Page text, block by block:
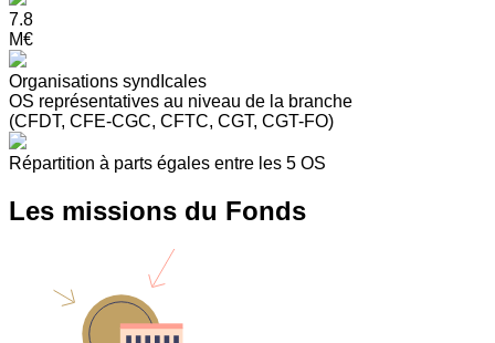
7.8
M€
Organisations syndIcales
OS représentatives au niveau de la branche
(CFDT, CFE-CGC, CFTC, CGT, CGT-FO)
Répartition à parts égales entre les 5 OS
Les missions du Fonds